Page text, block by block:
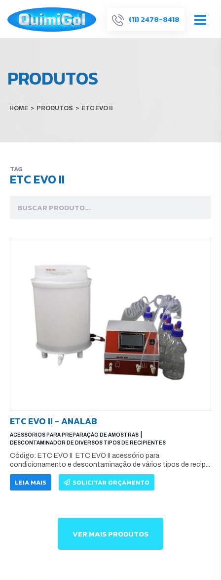
(11) 2478-8418
PRODUTOS
HOME > PRODUTOS > ETC EVO II
TAG
ETC EVO II
ETC EVO II - ANALAB
ACESSÓRIOS PARA PREPARAÇÃO DE AMOSTRAS
DESCONTAMINADOR DE DIVERSOS TIPOS DE RECIPIENTES
Código: ETC EVO II ETC EVO II acessório para
condicionamento e descontaminação de vários tipos de recip...
LEIA MAIS SOLICITAR ORÇAMENTO
VER MAIS PRODUTOS